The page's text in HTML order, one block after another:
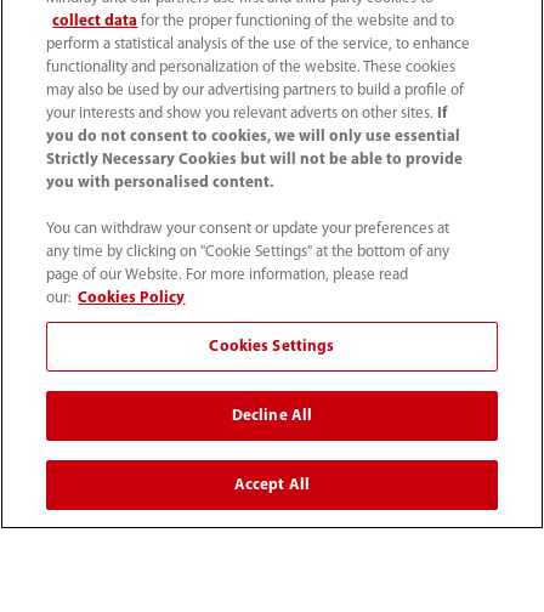
Información de contacto
intl-market@mindray.com
Condiciones de uso
｜
collect data for the proper functioning of the website and to
perform a statistical analysis of the use of the service, to enhance
functionality and personalization of the website. These cookies
may also be used by our advertising partners to build a profile of
your interests and show you relevant adverts on other sites.
If
you do not consent to cookies, we will only use essential
Strictly Necessary Cookies but will not be able to provide
you with personalised content.
You can withdraw your consent or update your preferences at
any time by clicking on "Cookie Settings" at the bottom of any
page of our Website. For more information, please read
our: Cookies Policy
Cookies Settings
Decline All
Accept All